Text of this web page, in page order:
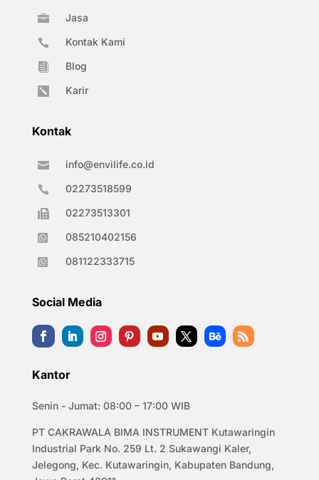
 Jasa
 Kontak Kami
 Blog
 Karir
Kontak
 info@envilife.co.id
 02273518599
 02273513301
 085210402156
 081122333715
Social Media
Kantor
Senin - Jumat: 08:00 – 17:00 WIB
PT CAKRAWALA BIMA INSTRUMENT Kutawaringin
Industrial Park No. 259 Lt. 2 Sukawangi Kaler,
Jelegong, Kec. Kutawaringin, Kabupaten Bandung,